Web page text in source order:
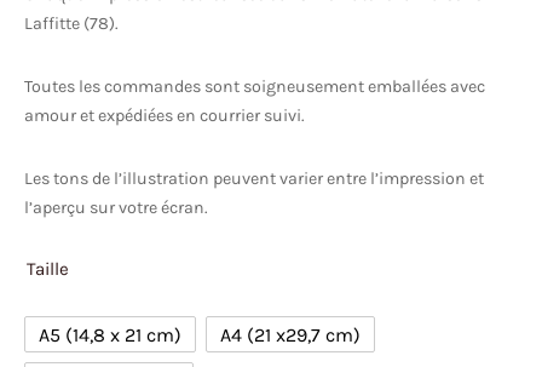
Laffitte (78).
Toutes les commandes sont soigneusement emballées avec
amour et expédiées en courrier suivi.
Les tons de l’illustration peuvent varier entre l’impression et
l’aperçu sur votre écran.
Taille
A5 (14,8 x 21 cm)
A4 (21 x29,7 cm)